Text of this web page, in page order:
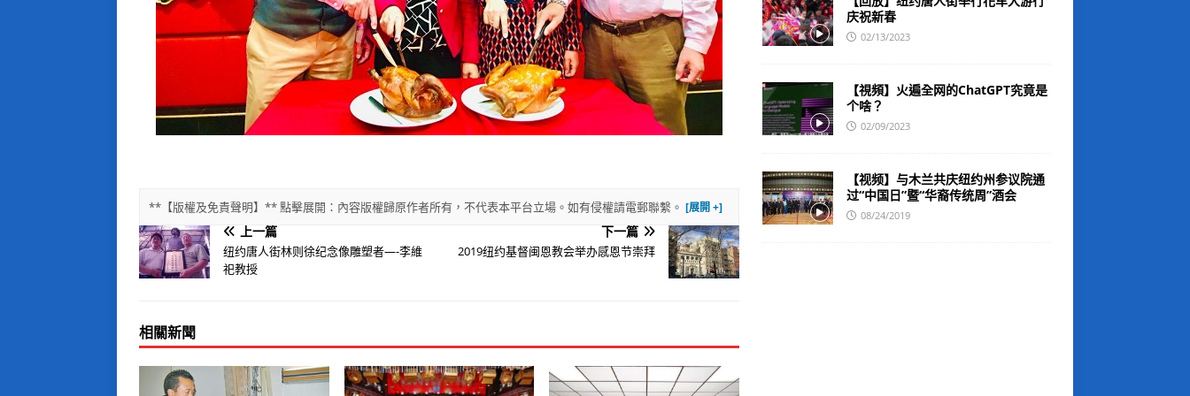
**【版權及免責聲明】** 點擊展開：內容版權歸原作者所有，不代表本平台立場。如有侵權請電郵聯繫。
上一篇
纽约唐人街林则徐纪念像雕塑者—-李維
祀教授
下一篇
2019纽约基督闽恩教会举办感恩节崇拜
相關新聞
庆祝新春
02/13/2023
【視頻】火遍全网的ChatGPT究竟是
个啥？
02/09/2023
【视频】与木兰共庆纽约州参议院通
过“中国日”暨“华裔传统周”酒会
08/24/2019